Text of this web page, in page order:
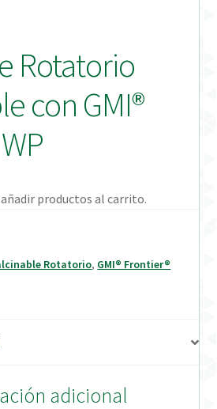
Rotatorio
con GMI®
productos al carrito.
Rotatorio, GMI® Frontier®
adicional